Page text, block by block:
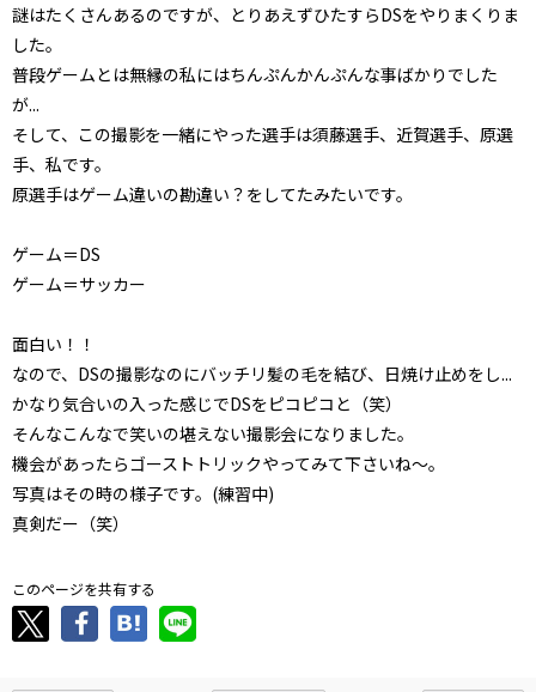
謎はたくさんあるのですが、とりあえずひたすらDSをやりまくりま
した。
普段ゲームとは無縁の私にはちんぷんかんぷんな事ばかりでした
が...
そして、この撮影を一緒にやった選手は須藤選手、近賀選手、原選
手、私です。
原選手はゲーム違いの勘違い？をしてたみたいです。
ゲーム＝DS
ゲーム＝サッカー
面白い！！
なので、DSの撮影なのにバッチリ髪の毛を結び、日焼け止めをし...
かなり気合いの入った感じでDSをピコピコと（笑）
そんなこんなで笑いの堪えない撮影会になりました。
機会があったらゴーストトリックやってみて下さいね～。
写真はその時の様子です。(練習中)
真剣だー（笑）
このページを共有する